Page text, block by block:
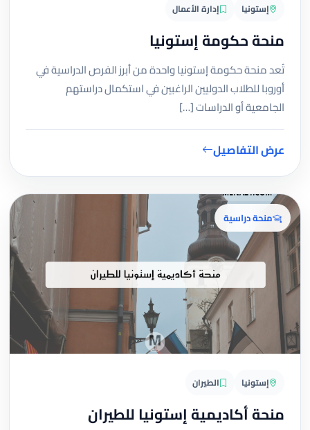
إستونيا إدارة الأعمال
منحة حكومة إستونيا
تُعد منحة حكومة إستونيا واحدة من أبرز الفرص الدراسية في
أوروبا للطلاب الدوليين الراغبين في استكمال دراستهم
الجامعية أو الدراسات […]
عرض التفاصيل
منحة دراسية
إستونيا الطيران
منحة أكاديمية إستونيا للطيران